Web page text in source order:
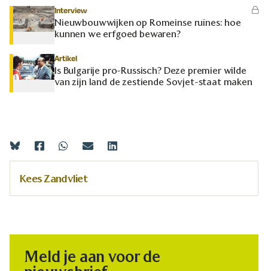
Interview
Nieuwbouwwijken op Romeinse ruïnes: hoe
kunnen we erfgoed bewaren?
Artikel
Is Bulgarije pro-Russisch? Deze premier wilde
van zijn land de zestiende Sovjet-staat maken
Kees Zandvliet
Meld je aan voor de